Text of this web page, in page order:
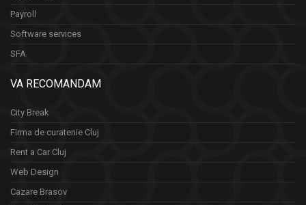
Payroll
Software services
SFA
VA RECOMANDAM
City Break
Firma de curatenie Cluj
Rent a Car Cluj
Web Design
Cazare Brasov